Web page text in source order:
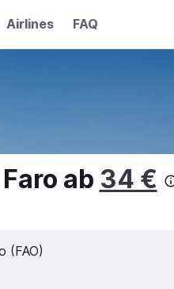
Airlines FAQ
ab 34 €